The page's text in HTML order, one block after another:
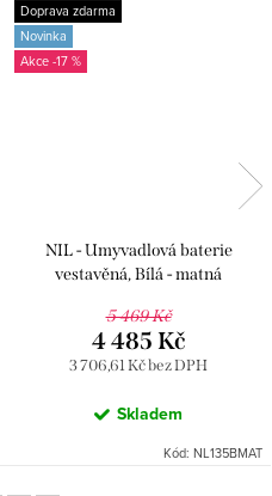
Doprava zdarma
Novinka
-17 %
NIL - Umyvadlová baterie
vestavěná, Bílá - matná
5 469 Kč
3 706,61 Kč bez DPH
4 485 Kč
Skladem
Kód: NL135BMAT